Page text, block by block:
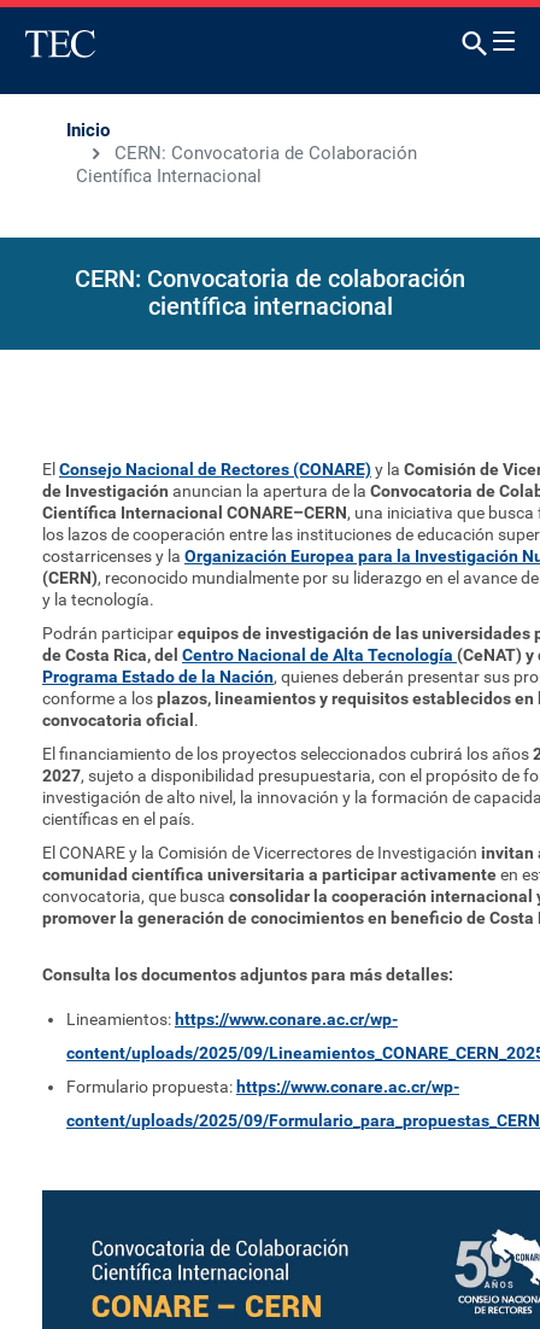
Inicio
CERN: Convocatoria de Colaboración
Científica Internacional
CERN: Convocatoria de colaboración
científica internacional
El Consejo Nacional de Rectores (CONARE)y la Comisión de
de Investigación anuncian la apertura de la Convocatoria de
Científica Internacional CONARE–CERN, una iniciativa que
los lazos de cooperación entre las instituciones de educación
costarricenses y la Organización Europea para la Investigación
(CERN), reconocido mundialmente por su liderazgo en el avance
y la tecnología.
Podrán participarequipos de investigación de las universidades
de Costa Rica, del Centro Nacional de Alta Tecnología (CeNAT) y
Programa Estado de la Nación, quienes deberán presentar sus
conforme a losplazos, lineamientos y requisitos establecidos en
convocatoria oficial .
El financiamiento de los proyectos seleccionados cubrirá los años
2027, sujeto a disponibilidad presupuestaria, con el propósito de
investigación de alto nivel, la innovación y la formación de
científicas en el país.
El CONARE y la Comisión de Vicerrectores de Investigación invitan
comunidad científica universitaria a participar activamenteen
convocatoria, que busca consolidar la cooperación internacional
promover la generación de conocimientos en beneficio de Costa
Consulta los documentos adjuntos para más detalles:
Lineamientos: https://www.conare.ac.cr/wp-
content/uploads/2025/09/
Formulario propuesta: https://www.conare.ac.cr/wp-
content/uploads/2025/09/